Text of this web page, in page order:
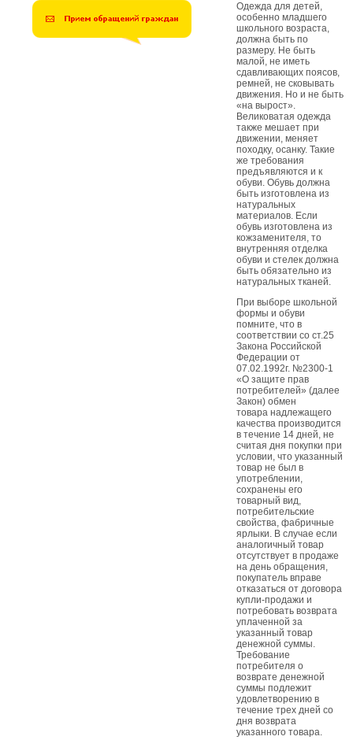
Одежда для детей,
особенно младшего
школьного возраста,
должна быть по
размеру. Не быть
малой, не иметь
сдавливающих поясов,
ремней, не сковывать
движения. Но и не быть
«на вырост».
Великоватая одежда
также мешает при
движении, меняет
походку, осанку. Такие
же требования
предъявляются и к
обуви. Обувь должна
быть изготовлена из
натуральных
материалов. Если
обувь изготовлена из
кожзаменителя, то
внутренняя отделка
обуви и стелек должна
быть обязательно из
натуральных тканей.
При выборе школьной
формы и обуви
помните, что в
соответствии со ст.25
Закона Российской
Федерации от
07.02.1992г. №2300-1
«О защите прав
потребителей» (далее
Закон) обмен
товара надлежащего
качества производится
в течение 14 дней, не
считая дня покупки при
условии, что указанный
товар не был в
употреблении,
сохранены его
товарный вид,
потребительские
свойства, фабричные
ярлыки. В случае если
аналогичный товар
отсутствует в продаже
на день обращения,
покупатель вправе
отказаться от договора
купли-продажи и
потребовать возврата
уплаченной за
указанный товар
денежной суммы.
Требование
потребителя о
возврате денежной
суммы подлежит
удовлетворению в
течение трех дней со
дня возврата
указанного товара.